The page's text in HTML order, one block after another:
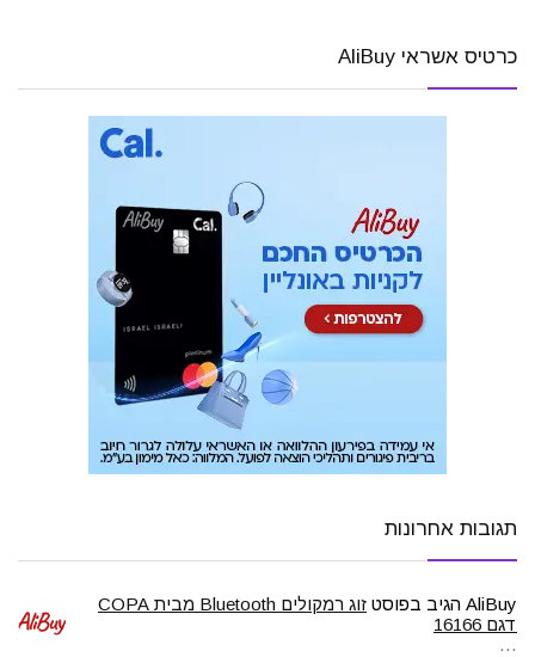
כרטיס אשראי AliBuy
תגובות אחרונות
AliBuy הגיב בפוסט
זוג רמקולים Bluetooth מבית COPA
דגם 16166
…